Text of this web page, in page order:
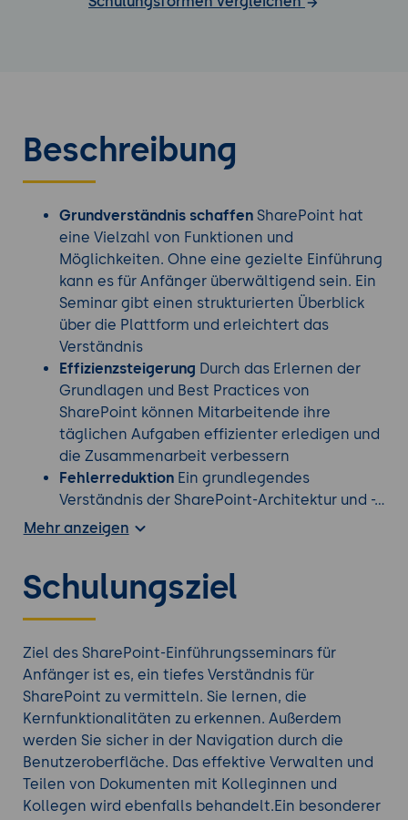
Beschreibung
Grundverständnis schaffenSharePoint hat
eine Vielzahl von Funktionen und
Möglichkeiten. Ohne eine gezielte Einführung
kann es für Anfänger überwältigend sein. Ein
Seminar gibt einen strukturierten Überblick
über die Plattform und erleichtert das
Verständnis
Effizienzsteigerung Durch das Erlernen der
Grundlagen und Best Practices von
SharePoint können Mitarbeitende ihre
täglichen Aufgaben effizienter erledigen und
die Zusammenarbeit verbessern
FehlerreduktionEin grundlegendes
Verständnis der SharePoint-Architektur und -
Berechtigungen kann helfen, häufige Fehler
Investition maximierenViele Unternehmen
investieren in SharePoint, um ihre internen
sicher, dass Mitarbeitende die Tools optimal
nutzen, wodurch die Investition des
Unternehmens in die Plattform maximiert
wird
Förderung der ZusammenarbeitSharePoint
ist ein mächtiges Tool für die
Teamzusammenarbeit. Durch das Verstehen
seiner Funktionen können Mitarbeitende
Mehr anzeigen
Schulungsziel
Ziel des SharePoint-Einführungsseminars für
Anfänger ist es, ein tiefes Verständnis für
SharePoint zu vermitteln. Sie lernen, die
Kernfunktionalitäten zu erkennen. Außerdem
werden Sie sicher in der Navigation durch die
Benutzeroberfläche. Das effektive Verwalten und
Teilen von Dokumenten mit Kolleginnen und
Kollegen wird ebenfalls behandelt.Ein besonderer